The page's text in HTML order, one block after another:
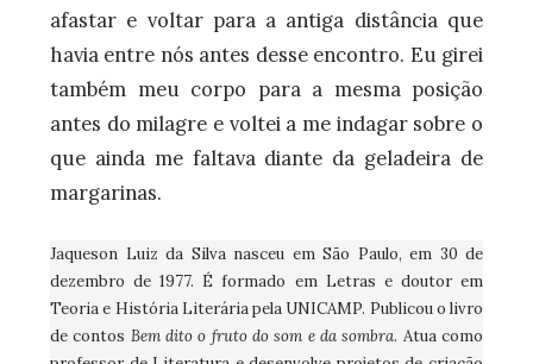
afastar e voltar para a antiga distância que
havia entre nós antes desse encontro. Eu girei
também meu corpo para a mesma posição
antes do milagre e voltei a me indagar sobre o
que ainda me faltava diante da geladeira de
margarinas.
Jaqueson Luiz da Silva nasceu em São Paulo, em 30 de
dezembro de 1977. É formado em Letras e doutor em
Teoria e História Literária pela UNICAMP. Publicou o livro
de contos Bem dito o fruto do som e da sombra. Atua como